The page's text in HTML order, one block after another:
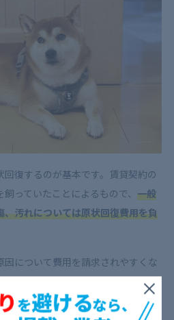
復するのが基本です。賃貸契約の
っていたことによるもので、 一般
汚れについては原状回復費用を負
について費用を請求されやすくな
リングに染み込んでしまった尿だ
ングを交換するための費用を負担